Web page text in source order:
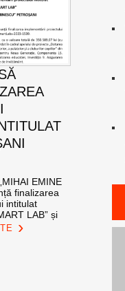
EMINE
finalizarea
intitulat
LAB” și